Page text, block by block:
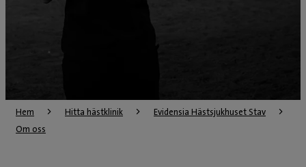
Hem Hitta hästklinik
Evidensia Hästsjukhuset Stav
Om oss